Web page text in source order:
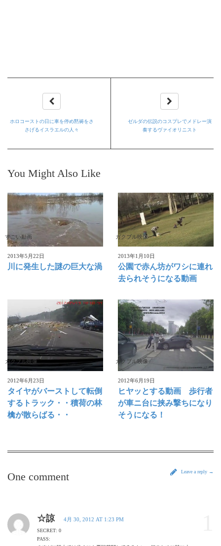
ホロコーストの日に車を停め黙祷をさ
さげるイスラエルの人々
ゼルダの伝説のコスプレでメドレー演
奏するヴァイオリニスト
You Might Also Like
すごい動画
2013年5月22日
川に発生した謎の巨大な渦
ガクブル映像
2013年1月10日
公園で赤ん坊がワシに連れ
去られそうになる動画
ガクブル映像
2012年6月23日
タイヤがバーストして転倒
するトラック・・積荷の林
檎が散らばる・・
ガクブル映像
2012年6月19日
ヒヤッとする動画 歩行者
が車ニ台に挟み撃ちになり
そうになる！
One comment Leave a reply →
☆諒 4月 30, 2012 AT 1:23 PM
SECRET: 0
PASS: